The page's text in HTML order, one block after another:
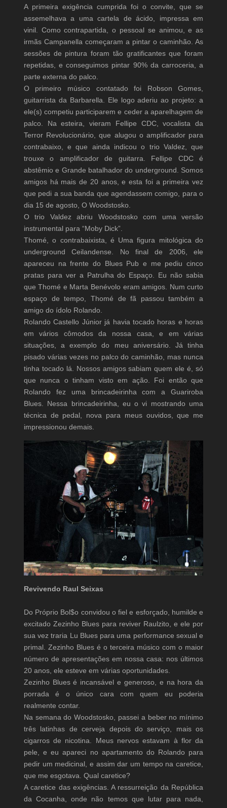
A primeira exigência cumprida foi o convite, que se
assemelhava a uma cartela de ácido, impressa em
vinil. Como contrapartida, o pessoal se animou, e as
irmãs Campanella começaram a pintar o caminhão. As
sessões de pintura foram tão gratificantes que foram
repetidas, e conseguimos pintar 90% da carroceria, a
parte externa do palco.
O primeiro músico contatado foi Robson Gomes,
guitarrista da Barbarella. Ele logo aderiu ao projeto: a
ele(s) competiu participarem e ceder a aparelhagem de
palco. Na esteira, vieram Fellipe CDC, vocalista da
Terror Revolucionário, que alugou o amplificador para
contrabaixo, e que ainda indicou o trio Valdez, que
trouxe o amplificador de guitarra. Fellipe CDC é
abstêmio e Grande batalhador do underground. Somos
amigos há mais de 20 anos, e esta foi a primeira vez
que pedi a sua banda que agendassem comigo, para o
dia 15 de agosto, O Woodstosko.
O trio Valdez abriu Woodstosko com uma versão
instrumental para “Moby Dick”.
Thomé, o contrabaixista, é Uma figura mitológica do
underground Ceilandense. No final de 2006, ele
apareceu na frente do Blues Pub e me pediu cinco
pratas para ver a Patrulha do Espaço. Eu não sabia
que Thomé e Marta Benévolo eram amigos. Num curto
espaço de tempo, Thomé de fã passou também a
amigo do ídolo Rolando.
Rolando Castello Júnior já havia tocado horas e horas
em vários cômodos da nossa casa, e em várias
situações, a exemplo do meu aniversário. Já tinha
pisado várias vezes no palco do caminhão, mas nunca
tinha tocado lá. Nossos amigos sabiam quem ele é, só
que nunca o tinham visto em ação. Foi então que
Rolando fez uma brincadeirinha com a Guariroba
Blues. Nessa brincadeirinha, eu o vi mostrando uma
técnica de pedal, nova para meus ouvidos, que me
impressionou demais.
Revivendo Raul Seixas
Do Próprio Bol$o convidou o fiel e esforçado, humilde e
excitado Zezinho Blues para reviver Raulzito, e ele por
sua vez traria Lu Blues para uma performance sexual e
primal. Zezinho Blues é o terceira músico com o maior
número de apresentações em nossa casa: nos últimos
20 anos, ele esteve em várias oportunidades.
Zezinho Blues é incansável e generoso, e na hora da
porrada é o único cara com quem eu poderia
realmente contar.
Na semana do Woodstosko, passei a beber no mínimo
três latinhas de cerveja depois do serviço, mais os
cigarros de nicotina. Meus nervos estavam à flor da
pele, e eu apareci no apartamento do Rolando para
pedir um medicinal, e assim dar um tempo na caretice,
que me esgotava. Qual caretice?
A caretice das exigências. A ressurreição da República
da Cocanha, onde não temos que lutar para nada,